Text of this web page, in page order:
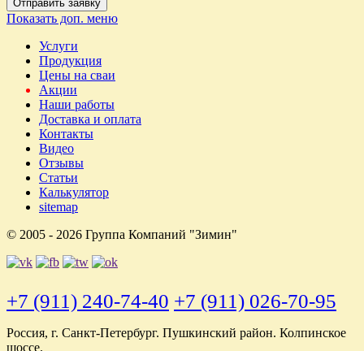
Отправить заявку
Показать доп. меню
Услуги
Продукция
Цены на сваи
Акции
Наши работы
Доставка и оплата
Контакты
Видео
Отзывы
Статьи
Калькулятор
sitemap
© 2005 - 2026 Группа Компаний "Зимин"
+7 (911) 240-74-40 +7 (911) 026-70-95
Россия, г. Санкт-Петербург. Пушкинский район. Колпинское
шоссе.